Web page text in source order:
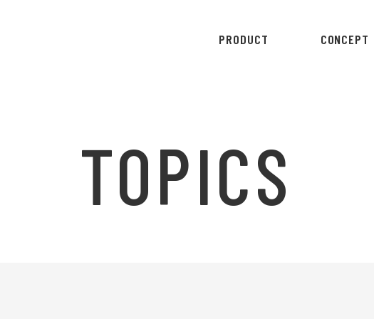
PRODUCT CONCEPT
TOPICS